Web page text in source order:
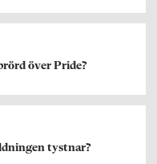
över Pride?
tystnar?